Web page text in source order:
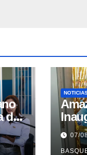
de
la
CDI
II 07/